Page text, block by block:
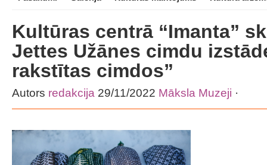
Kultūras centrā “Imanta”
Jettes Užānes cimdu
rakstītas cimdos”
Autors redakcija 29/11/2022 Māksla Muzeji ·